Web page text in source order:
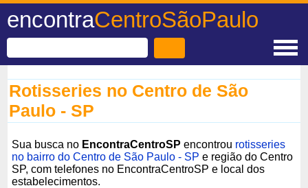
encontraCentroSãoPaulo
Rotisseries no Centro de São
Paulo - SP
Sua busca no EncontraCentroSP encontrou rotisseries
no bairro do Centro de São Paulo - SP e região do Centro
SP, com telefones no EncontraCentroSP e local dos
estabelecimentos.